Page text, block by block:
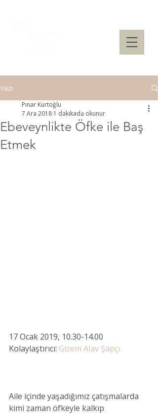
Yazı
Ebeveynlikte Öfke ile Baş
Etmek
Pınar Kurtoğlu
7 Ara 2018 1 dakikada okunur
17 Ocak 2019, 10.30-14.00
Kolaylaştırıcı: Gizem Alav Şapçı
Aile içinde yaşadığımız çatışmalarda
kimi zaman öfkeyle kalkıp